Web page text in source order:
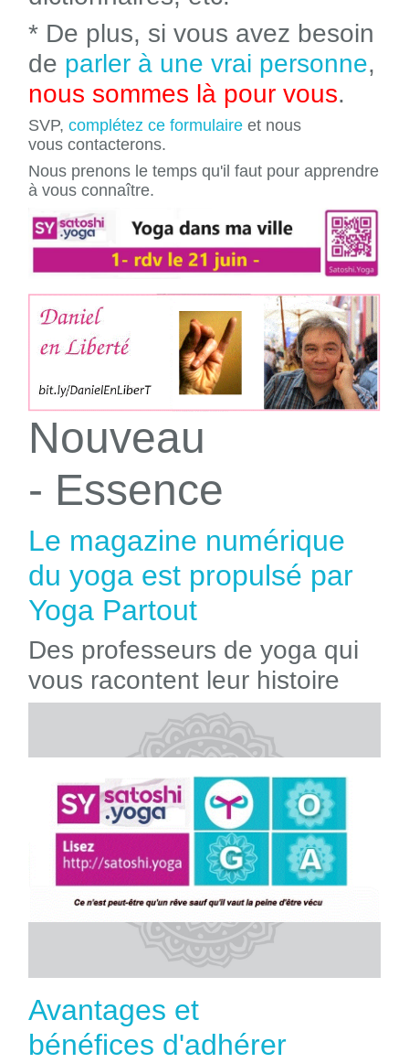
* De plus, si vous avez besoin
de parler à une vrai personne,
nous sommes là pour vous.
SVP, complétez ce formulaire et nous
vous contacterons.
Nous prenons le temps qu'il faut pour apprendre
à vous connaître.
Nouveau
- Essence
Le magazine numérique
du yoga est propulsé par
Yoga Partout
Des professeurs de yoga qui
vous racontent leur histoire
Avantages et
bénéfices d'adhérer